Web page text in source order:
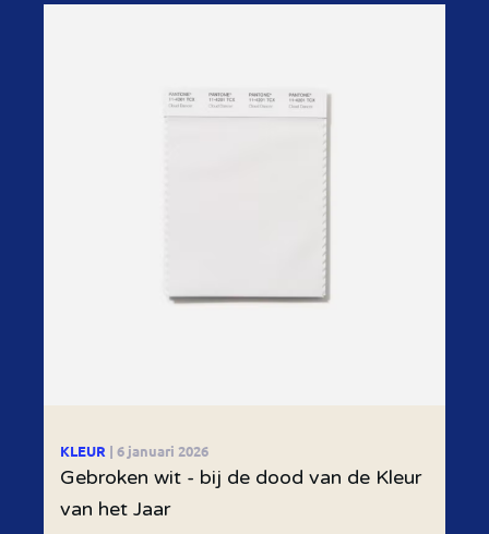
KLEUR | 6 januari 2026
Gebroken wit - bij de dood van de Kleur
van het Jaar